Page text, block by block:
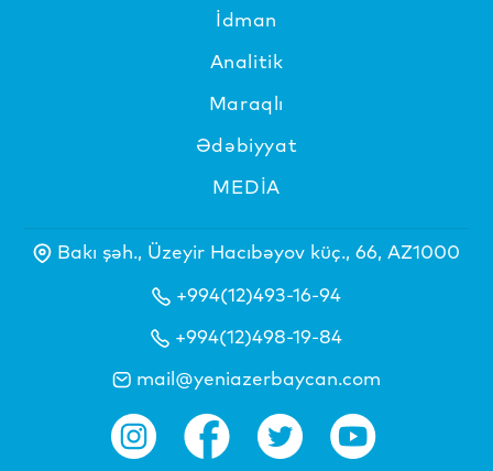
İdman
Analitik
Maraqlı
Ədəbiyyat
MEDİA
Bakı şəh., Üzeyir Hacıbəyov küç., 66, AZ1000
+994(12)493-16-94
+994(12)498-19-84
mail@yeniazerbaycan.com